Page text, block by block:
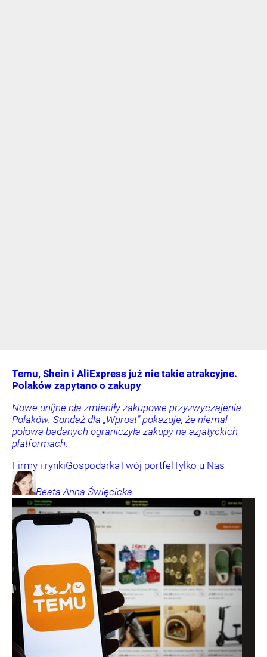
Temu, Shein i AliExpress już nie takie atrakcyjne.
Polaków zapytano o zakupy
Nowe unijne cła zmieniły zakupowe przyzwyczajenia
Polaków. Sondaż dla „Wprost” pokazuje, że niemal
połowa badanych ograniczyła zakupy na azjatyckich
platformach.
Firmy i rynkiGospodarkaTwój portfelTylko u Nas
Beata Anna Święcicka